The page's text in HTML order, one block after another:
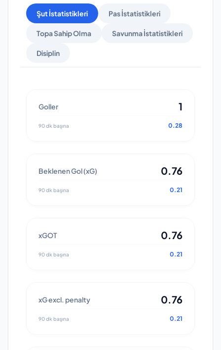
Şut İstatistikleri Pas İstatistikleri
Topa Sahip Olma Savunma İstatistikleri
Disiplin
Goller 1
90 dk başına 0.28
Beklenen Gol (xG) 0.76
90 dk başına 0.21
xGOT 0.76
90 dk başına 0.21
xG excl. penalty 0.76
90 dk başına 0.21